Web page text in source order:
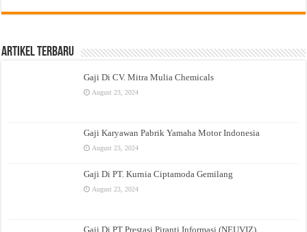
Artikel Terbaru
Gaji Di CV. Mitra Mulia Chemicals
August 23, 2024
Gaji Karyawan Pabrik Yamaha Motor Indonesia
August 23, 2024
Gaji Di PT. Kurnia Ciptamoda Gemilang
August 23, 2024
Gaji Di PT Prestasi Piranti Informasi (NEUVIZ)